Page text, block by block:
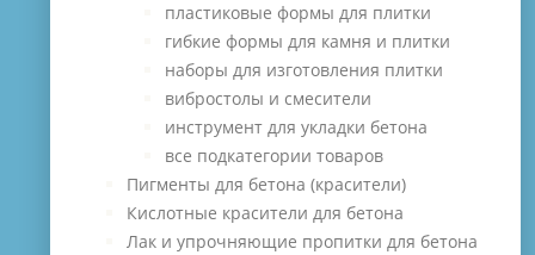
пластиковые формы для плитки
гибкие формы для камня и плитки
наборы для изготовления плитки
вибростолы и смесители
инструмент для укладки бетона
все подкатегории товаров
Пигменты для бетона (красители)
Кислотные красители для бетона
Лак и упрочняющие пропитки для бетона